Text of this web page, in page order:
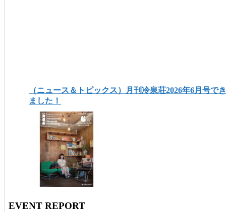
（ニュース＆トピックス）月刊冷泉荘2026年6月号でき
ました！
EVENT REPORT